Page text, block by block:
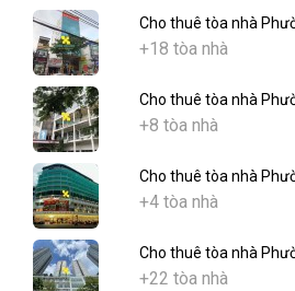
Cho thuê tòa nhà
+18 tòa nhà
Cho thuê tòa nhà
+8 tòa nhà
Cho thuê tòa nhà
+4 tòa nhà
Cho thuê tòa nhà
+22 tòa nhà